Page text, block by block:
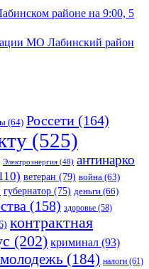
районе на 9:00, 5
МО Лабинский район
(64) Россети (164)
(525)
Электроэнергия (48) антинарко
ветеран (79) война (63)
губернатор (75) деньги (66)
(158) здоровье (58)
контрактная
(202) криминал (93)
молодежь (184) налоги (61)